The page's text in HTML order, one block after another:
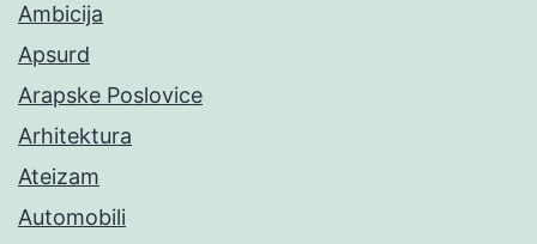
Ambicija
Apsurd
Arapske Poslovice
Arhitektura
Ateizam
Automobili